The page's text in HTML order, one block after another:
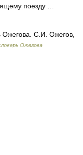
поезду …
С.И. Ожегов,
Ожегова